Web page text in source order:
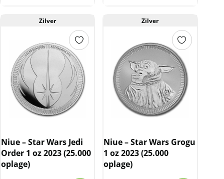
Zilver
Niue – Star Wars Jedi
Order 1 oz 2023 (25.000
oplage)
Zilver
Niue – Star Wars Grogu
1 oz 2023 (25.000
oplage)